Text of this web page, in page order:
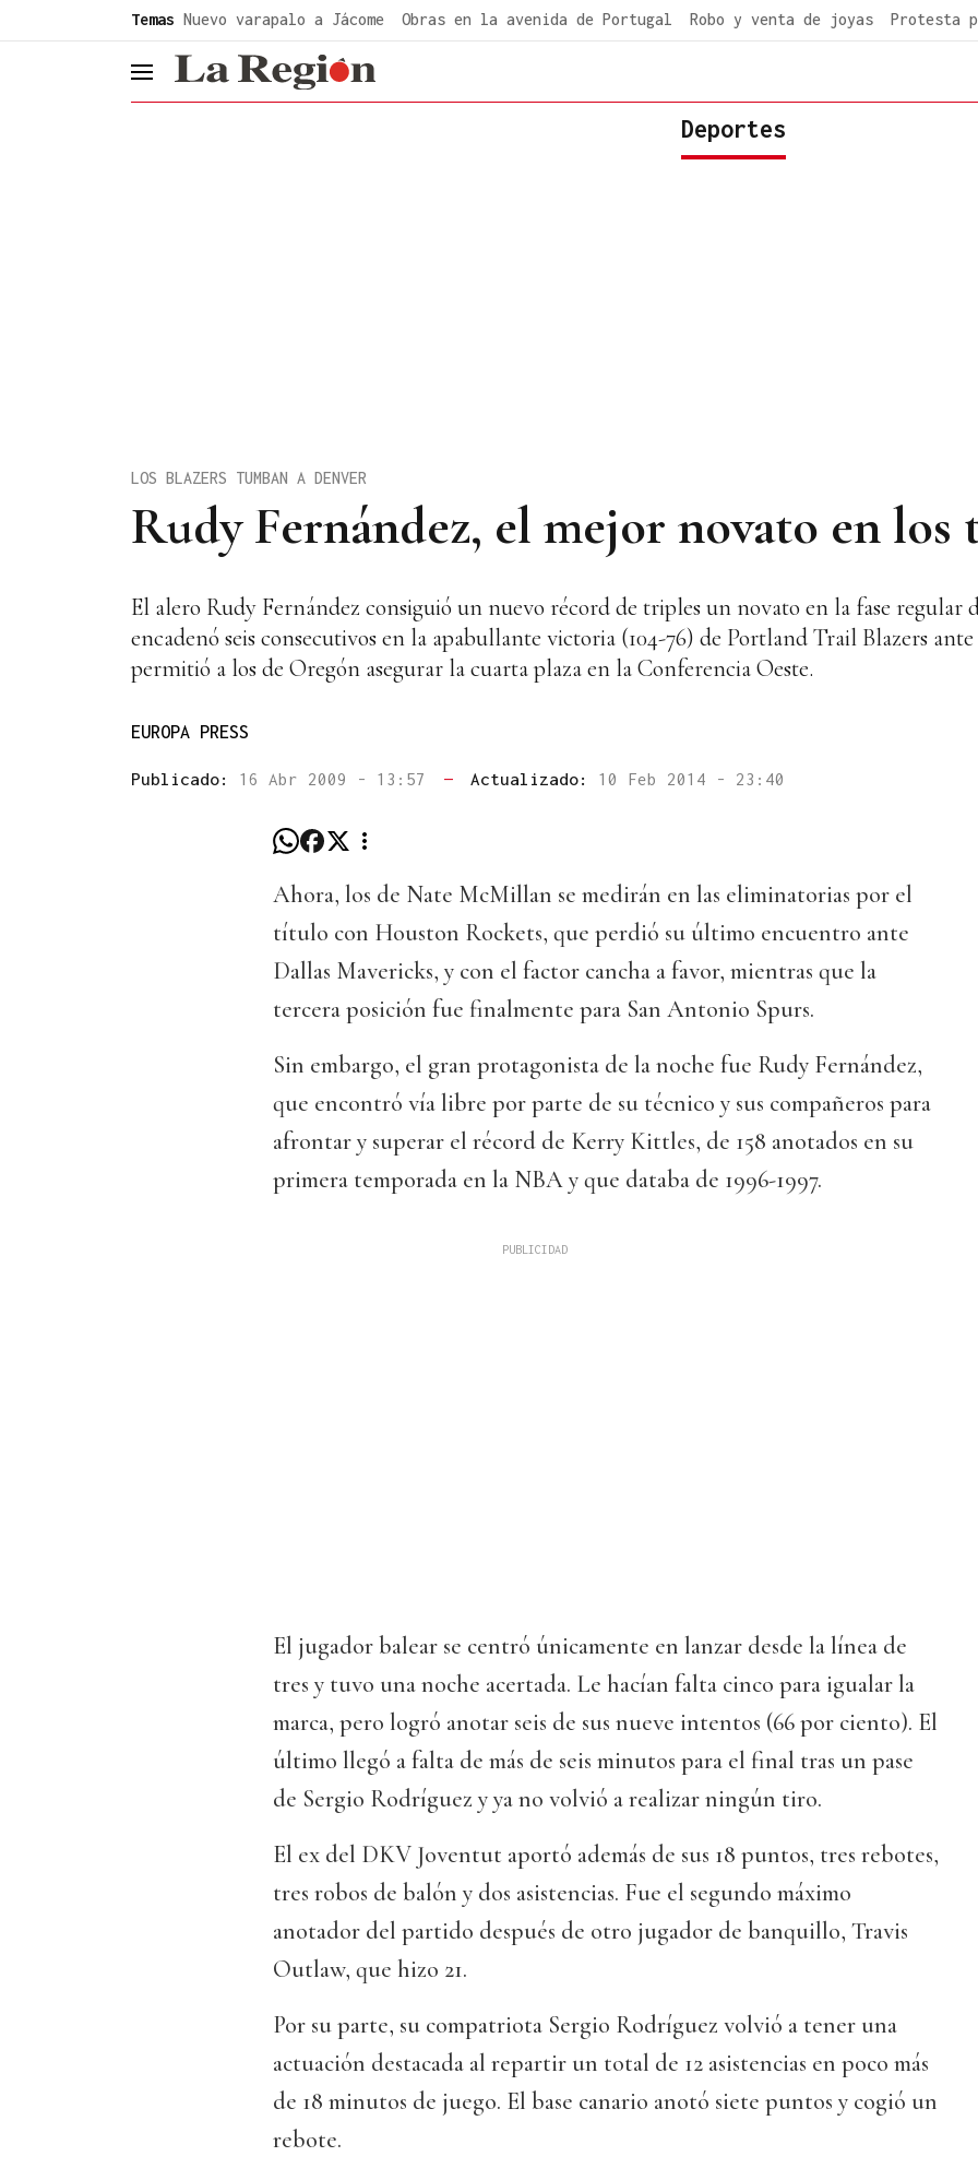
Temas Nuevo varapalo a Jácome Obras en la avenida de Portugal Robo y venta de joyas Protesta
header.menu.open
Deportes
Rudy Fernández, el mejor novato en los
LOS BLAZERS TUMBAN A DENVER
El alero Rudy Fernández consiguió un nuevo récord de triples un novato en la fase regular
encadenó seis consecutivos en la apabullante victoria (104-76) de Portland Trail Blazers
permitió a los de Oregón asegurar la cuarta plaza en la Conferencia Oeste.
EUROPA PRESS
Publicado: 16 Abr 2009 - 13:57 — Actualizado: 10 Feb 2014 - 23:40
Ahora, los de Nate McMillan se medirán en las eliminatorias por el
título con Houston Rockets, que perdió su último encuentro ante
Dallas Mavericks, y con el factor cancha a favor, mientras que la
tercera posición fue finalmente para San Antonio Spurs.
Sin embargo, el gran protagonista de la noche fue Rudy Fernández,
que encontró vía libre por parte de su técnico y sus compañeros para
afrontar y superar el récord de Kerry Kittles, de 158 anotados en su
primera temporada en la NBA y que databa de 1996-1997.
El jugador balear se centró únicamente en lanzar desde la línea de
tres y tuvo una noche acertada. Le hacían falta cinco para igualar la
marca, pero logró anotar seis de sus nueve intentos (66 por ciento). El
último llegó a falta de más de seis minutos para el final tras un pase
de Sergio Rodríguez y ya no volvió a realizar ningún tiro.
El ex del DKV Joventut aportó además de sus 18 puntos, tres rebotes,
tres robos de balón y dos asistencias. Fue el segundo máximo
anotador del partido después de otro jugador de banquillo, Travis
Outlaw, que hizo 21.
Por su parte, su compatriota Sergio Rodríguez volvió a tener una
actuación destacada al repartir un total de 12 asistencias en poco más
de 18 minutos de juego. El base canario anotó siete puntos y cogió un
rebote.